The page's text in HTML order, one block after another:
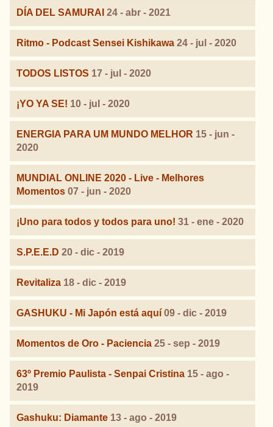
DÍA DEL SAMURAI 24 - abr - 2021
Ritmo - Podcast Sensei Kishikawa 24 - jul - 2020
TODOS LISTOS 17 - jul - 2020
¡YO YA SE! 10 - jul - 2020
ENERGIA PARA UM MUNDO MELHOR 15 - jun -
2020
MUNDIAL ONLINE 2020 - Live - Melhores
Momentos 07 - jun - 2020
¡Uno para todos y todos para uno! 31 - ene - 2020
S.P.E.E.D 20 - dic - 2019
Revitaliza 18 - dic - 2019
GASHUKU - Mi Japón está aquí 09 - dic - 2019
Momentos de Oro - Paciencia 25 - sep - 2019
63º Premio Paulista - Senpai Cristina 15 - ago -
2019
Gashuku: Diamante 13 - ago - 2019